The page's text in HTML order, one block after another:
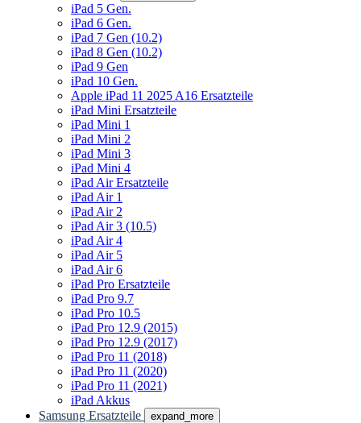
iPad 5 Gen.
iPad 6 Gen.
iPad 7 Gen (10.2)
iPad 8 Gen (10.2)
iPad 9 Gen
iPad 10 Gen.
Apple iPad 11 2025 A16 Ersatzteile
iPad Mini Ersatzteile
iPad Mini 1
iPad Mini 2
iPad Mini 3
iPad Mini 4
iPad Air Ersatzteile
iPad Air 1
iPad Air 2
iPad Air 3 (10.5)
iPad Air 4
iPad Air 5
iPad Air 6
iPad Pro Ersatzteile
iPad Pro 9.7
iPad Pro 10.5
iPad Pro 12.9 (2015)
iPad Pro 12.9 (2017)
iPad Pro 11 (2018)
iPad Pro 11 (2020)
iPad Pro 11 (2021)
iPad Akkus
Samsung Ersatzteile
expand_more